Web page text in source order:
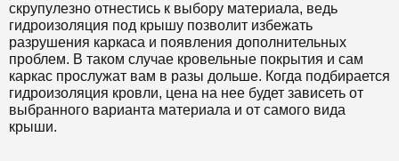
скрупулезно отнестись к выбору материала, ведь
гидроизоляция под крышу позволит избежать
разрушения каркаса и появления дополнительных
проблем. В таком случае кровельные покрытия и сам
каркас прослужат вам в разы дольше. Когда подбирается
гидроизоляция кровли, цена на нее будет зависеть от
выбранного варианта материала и от самого вида
крыши.